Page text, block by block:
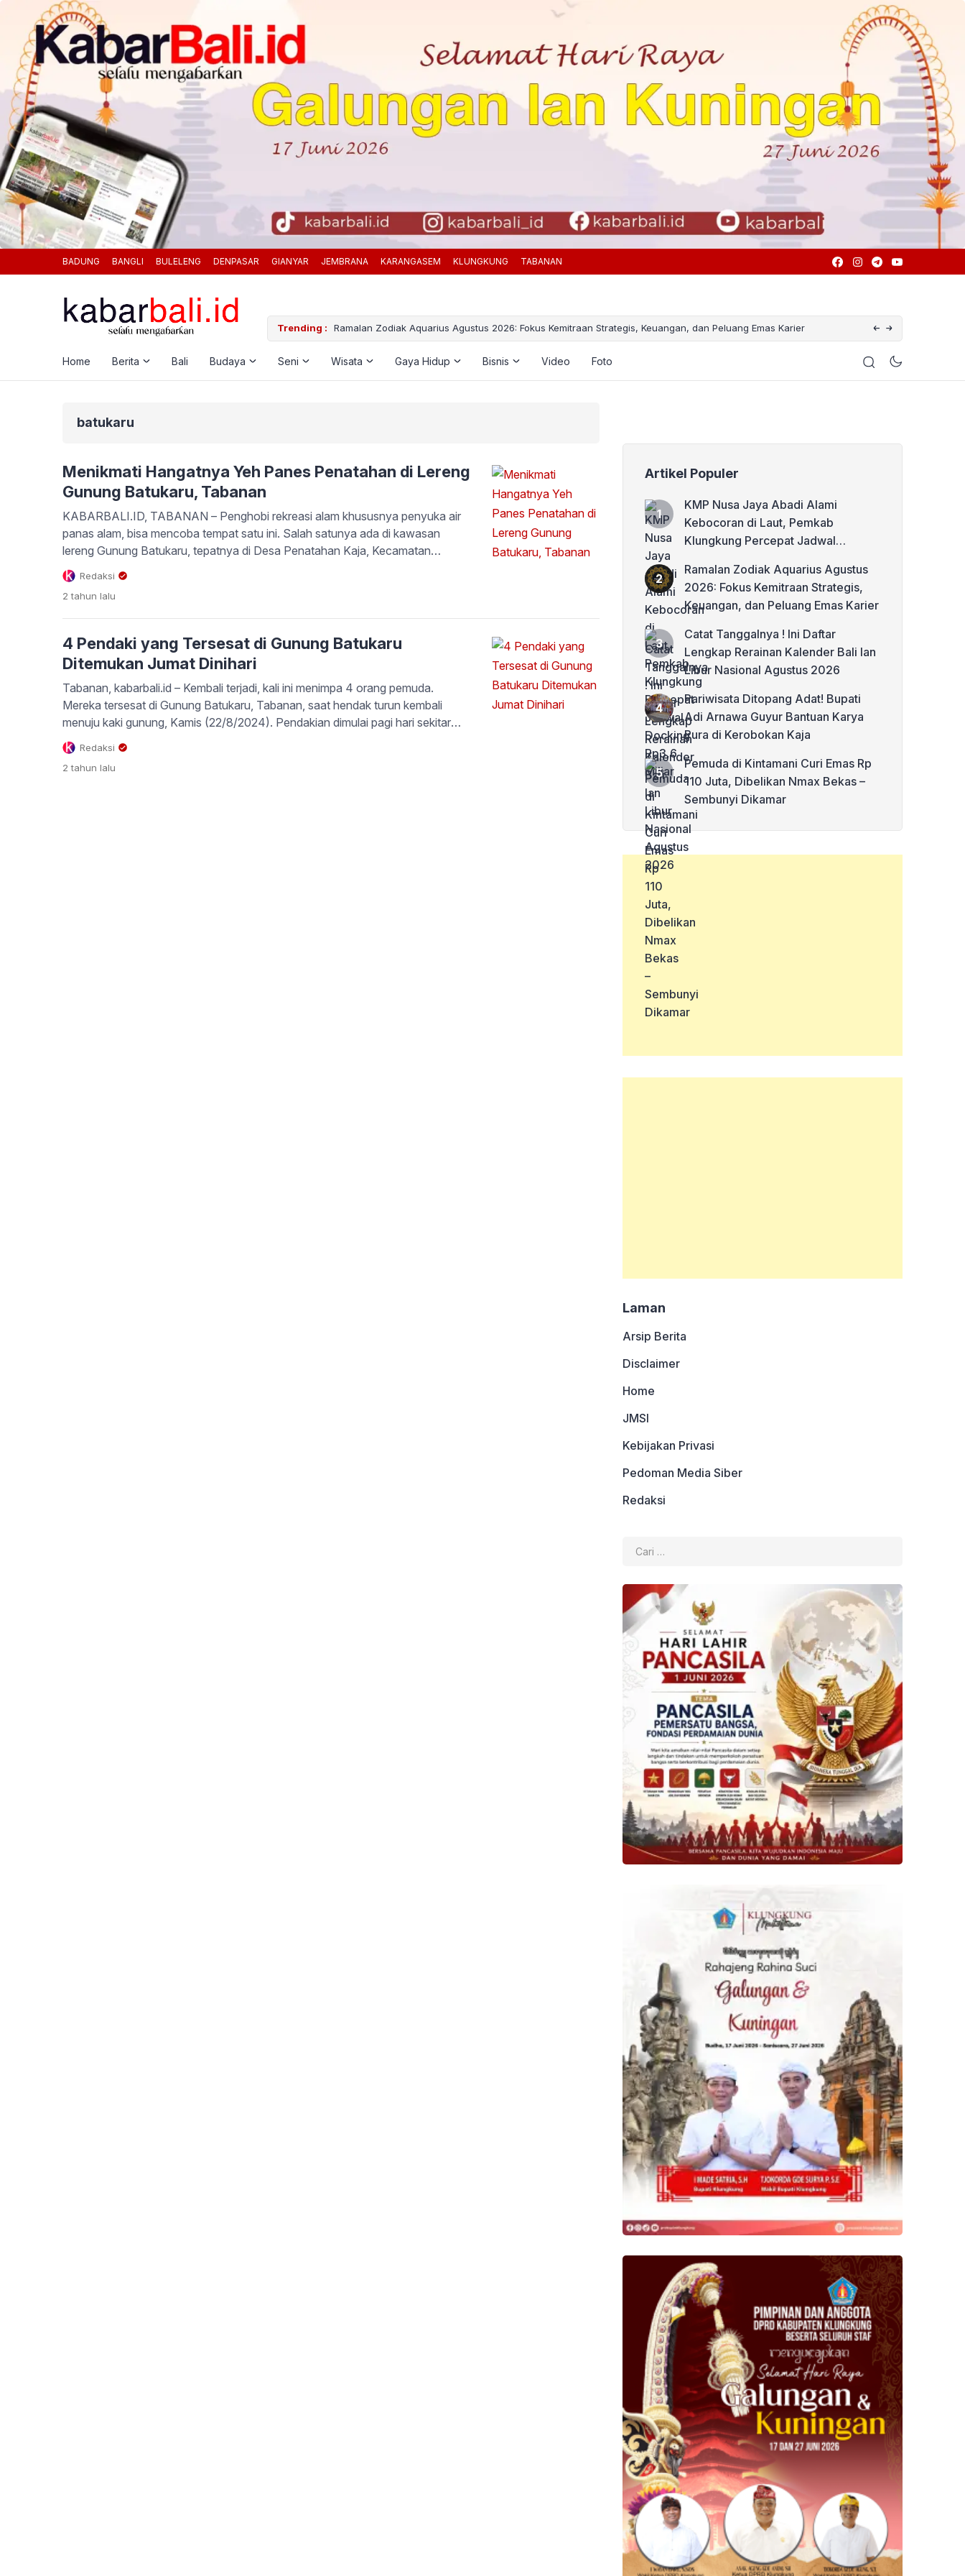
BADUNG BANGLI BULELENG DENPASAR GIANYAR JEMBRANA KARANGASEM KLUNGKUNG TABANAN
Trending :
Pemkab Klungkung Percepat Jadwal Docking Rp3,6 Miliar Ramalan Zodiak Aquarius Agustus 2026: Fokus Kemitraan Strategis, Keuangan, dan Peluang Emas Karier Catat Tanggalnya ! Ini
Home Berita Bali Budaya Seni Wisata Gaya Hidup Bisnis Video Foto
batukaru
Menikmati Hangatnya Yeh Panes Penatahan di Lereng
Gunung Batukaru, Tabanan
KABARBALI.ID, TABANAN – Penghobi rekreasi alam khususnya penyuka air
panas alam, bisa mencoba tempat satu ini. Salah satunya ada di kawasan
lereng Gunung Batukaru, tepatnya di Desa Penatahan Kaja, Kecamatan
Penebel, Tabanan, disebut Yeh Panes Penatahan. Lokasinya berada di pinggir
jalan utama objek wisata Jatiluwih dan menuju Pura Luhur Batukaru. Dari pusat
Kota Tabanan, pengunjung […]
Redaksi
2 tahun lalu
4 Pendaki yang Tersesat di Gunung Batukaru
Ditemukan Jumat Dinihari
Tabanan, kabarbali.id – Kembali terjadi, kali ini menimpa 4 orang pemuda.
Mereka tersesat di Gunung Batukaru, Tabanan, saat hendak turun kembali
menuju kaki gunung, Kamis (22/8/2024). Pendakian dimulai pagi hari sekitar
pukul 07.00 Wita, ketika berada di ketinggian kurang lebih 1752 MDPL keempat
nya tak bisa menemukan jalan dan meminta bantuan untuk evakuasi. Dari
laporan yang […]
Redaksi
2 tahun lalu
Artikel Populer
KMP Nusa Jaya Abadi Alami
Kebocoran di Laut, Pemkab
Klungkung Percepat Jadwal
Ramalan Zodiak Aquarius Agustus
2026: Fokus Kemitraan Strategis,
Keuangan, dan Peluang Emas Karier
Catat Tanggalnya ! Ini Daftar
Lengkap Rerainan Kalender Bali lan
Libur Nasional Agustus 2026
Pariwisata Ditopang Adat! Bupati
Adi Arnawa Guyur Bantuan Karya
Pura di Kerobokan Kaja
Pemuda di Kintamani Curi Emas Rp
110 Juta, Dibelikan Nmax Bekas –
Sembunyi Dikamar
Laman
Arsip Berita
Disclaimer
Home
JMSI
Kebijakan Privasi
Pedoman Media Siber
Redaksi
untuk: